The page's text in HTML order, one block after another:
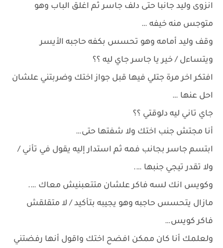
انزوى وليد جانبا حتى دلف جاسر ثم اغلق الباب وهو
متوجس منه خيفه …
وقف وليد أمامه وهو تحسس بكفه حاجبه الأيسر
ويتساءل / خير يا جاسر جاي ليه ؟؟
افتكر اخر مرة جتلي فيها قبل جواز اختك وضربتني علشان
احل عنها …
جاي تاني ليه دلوقتي ؟؟
أنا مجتش جنب اختك ولا شفتها حتى…
ابتسم جاسر بجانب فمه ثم استدار إليه يقول في تأني /
ولا تقدر تيجي جنبها ….
وكويس انك لسه فاكر علشان متتعبنيش معاك ….
مازال يتحسس حاجبه وهو يجيبه بتأكيد / لا متقلقش
فاكر كويس…
ولعلمك أنا كان ممكن افضح اختك واقول أنها رفضتني